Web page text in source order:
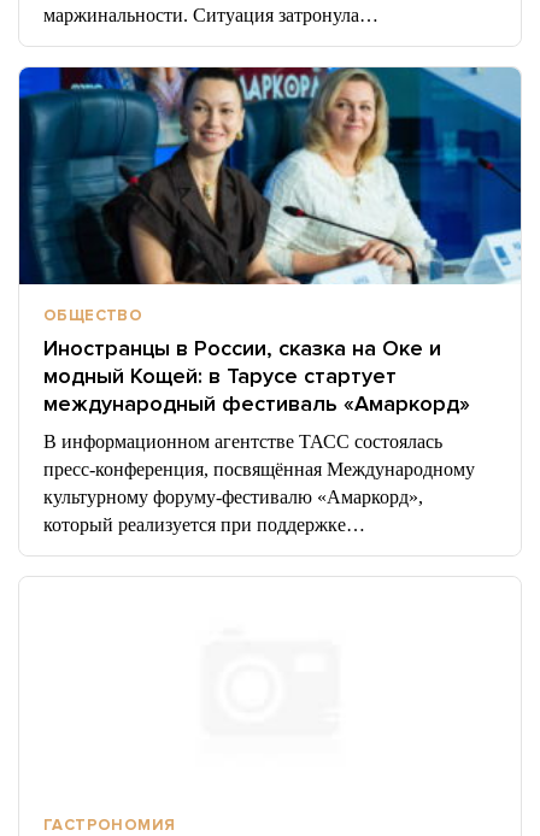
маржинальности. Ситуация затронула…
ОБЩЕСТВО
Иностранцы в России, сказка на Оке и
модный Кощей: в Тарусе стартует
международный фестиваль «Амаркорд»
В информационном агентстве ТАСС состоялась
пресс-конференция, посвящённая Международному
культурному форуму-фестивалю «Амаркорд»,
который реализуется при поддержке…
ГАСТРОНОМИЯ